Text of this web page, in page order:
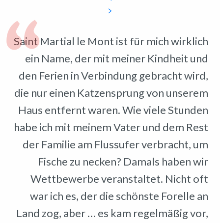
Saint Martial le Mont ist für mich wirklich
ein Name, der mit meiner Kindheit und
den Ferien in Verbindung gebracht wird,
die nur einen Katzensprung von unserem
Haus entfernt waren. Wie viele Stunden
habe ich mit meinem Vater und dem Rest
der Familie am Flussufer verbracht, um
Fische zu necken? Damals haben wir
Wettbewerbe veranstaltet. Nicht oft
war ich es, der die schönste Forelle an
Land zog, aber … es kam regelmäßig vor,